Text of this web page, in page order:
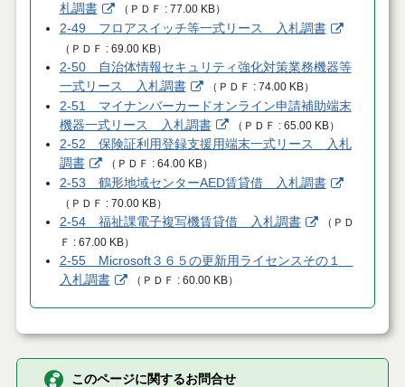
札調書
（ ＰＤＦ 77.00 KB）
2-49 フロアスイッチ等一式リース 入札調書
（ ＰＤＦ 69.00 KB）
2-50 自治体情報セキュリティ強化対策業務機器等
一式リース 入札調書
（ ＰＤＦ 74.00 KB）
2-51 マイナンバーカードオンライン申請補助端末
機器一式リース 入札調書
（ ＰＤＦ 65.00 KB）
2-52 保険証利用登録支援用端末一式リース 入札
調書
（ ＰＤＦ 64.00 KB）
2-53 鶴形地域センターAED賃貸借 入札調書
（ ＰＤＦ 70.00 KB）
2-54 福祉課電子複写機賃貸借 入札調書 （ ＰＤ
Ｆ
67.00 KB）
2-55 Microsoft３６５の更新用ライセンスその１
入札調書
（ ＰＤＦ 60.00 KB）
このページに関するお問合せ